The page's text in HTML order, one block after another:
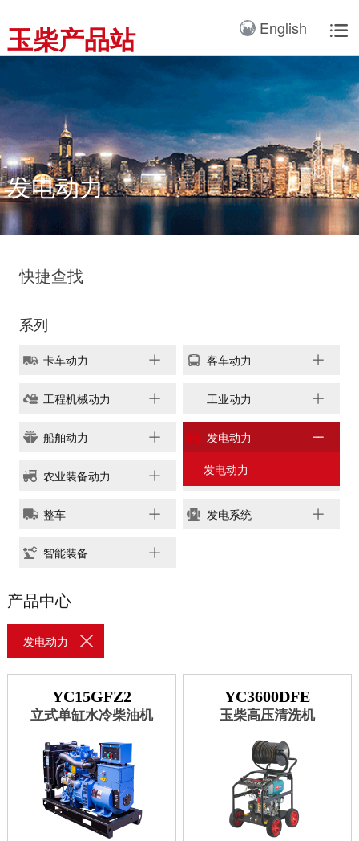
玉柴产品站 
English
产品与解决方案
卡车动力
工程机械动力
船舶动力
发电动力
农业装备动力
新能源动力
工业动力
发电系统
智能装备
产品3D展厅
全球服务支持
服务理念
服务故事
配件
配件真伪查询
玉柴已在全球拥有完善服
务网络，在国内建立了
12个商用车系统部/驻外
区驻外销售大区、13个
玉柴芯蓝驻外销售大区、
市场部、6400多家服务
网点；在亚洲、美洲、非
个销售大区、8个船电驻
务代理商，44家船电销
个服务网点
了解更多
联系我们
订购咨询
销售服务热线：
0775-3220350
24小时售后服务热线：
全球服务网络
国内服务网络
海外服务网络
服务理念
服务理念与服务承诺
服务政策
我们的公司
研发实力
公告
广西玉柴机器集团有限公
司始建于1951年，是一
施同心多元化发展的国有
大型企业集团。公司旗下
拥有20多家全资、控
股、参股二级子公司，涉
链、物流及供应链服务，
三大产业板块，在广西、
广东、江苏、安徽、湖
北、重庆、辽宁等地均有
产业基地布局。
了解更多
获取更多帮助
订购咨询
销售服务热线：
0775-3220350
24小时售后服务热线：
+86 95098
发电动力
快捷查找
系列
卡车动力 客车动力
工程机械动力 工业动力
船舶动力
发电动力
发电动力
农业装备动力 新能源动力
整车 发电系统
智能装备
产品中心
发电动力
YC15GFZ2
立式单缸水冷柴油机
YC3600DFE
玉柴高压清洗机